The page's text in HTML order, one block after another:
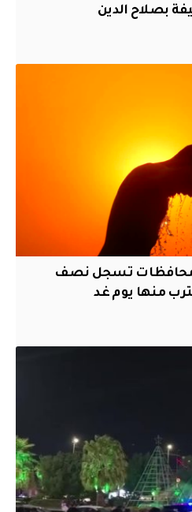
بصلاح الدين
محافظات تسجل نصف
منها يوم غد